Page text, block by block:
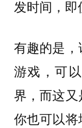
发时间，即
有趣的是
游戏，可
界，而这又
你也可以